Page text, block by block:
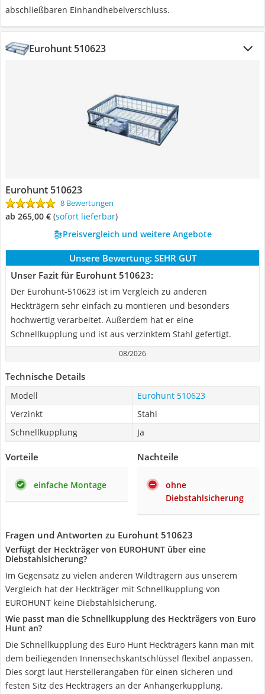
abschließbaren Einhandhebelverschluss.
Eurohunt 510623
Eurohunt 510623
8 Bewertungen
ab 265,00 € ( Sofort lieferbar)
Preisvergleich und weitere Angebote
Unsere Bewertung: SEHR GUT
Unser Fazit für Eurohunt 510623:
Der Eurohunt-510623 ist im Vergleich zu anderen
Heckträgern sehr einfach zu montieren und besonders
hochwertig verarbeitet. Außerdem hat er eine
Schnellkupplung und ist aus verzinktem Stahl gefertigt.
08/2026
Technische Details
Modell
Eurohunt 510623
Verzinkt
Stahl
Schnellkupplung
Ja
Vorteile
einfache Montage
Nachteile
ohne
Diebstahlsicherung
Fragen und Antworten zu Eurohunt 510623
Verfügt der Heckträger von EUROHUNT über eine
Diebstahlsicherung?
Im Gegensatz zu vielen anderen Wildträgern aus unserem
Vergleich hat der Heckträger mit Schnellkupplung von
EUROHUNT keine Diebstahlsicherung.
Wie passt man die Schnellkupplung des Heckträgers von Euro
Hunt an?
Die Schnellkupplung des Euro Hunt Heckträgers kann man mit
dem beiliegenden Innensechskantschlüssel flexibel anpassen.
Dies sorgt laut Herstellerangaben für einen sicheren und
festen Sitz des Heckträgers an der Anhängerkupplung.